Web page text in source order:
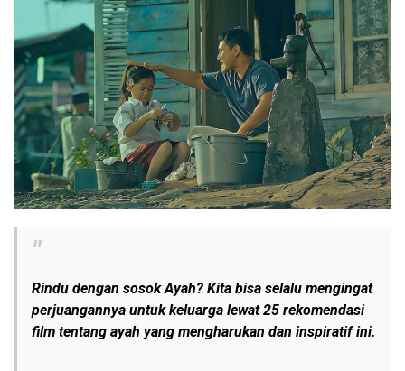
Rindu dengan sosok Ayah? Kita bisa selalu mengingat
perjuangannya untuk keluarga lewat 25 rekomendasi
film tentang ayah yang mengharukan dan inspiratif ini.